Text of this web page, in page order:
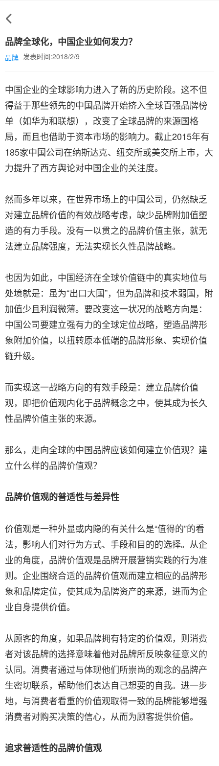
品牌全球化，中国企业如何发力？
品牌 发表时间:2018/2/9
中国企业的全球影响力进入了新的历史阶段。这不但
得益于那些领先的中国品牌开始挤入全球百强品牌榜
单（如华为和联想），改变了全球品牌的来源国格
局，而且也借助于资本市场的影响力。截止2015年有
185家中国公司在纳斯达克、纽交所或美交所上市，大
力提升了西方舆论对中国企业的关注度。
然而多年以来，在世界市场上的中国公司，仍然缺乏
对建立品牌价值的有效战略考虑，缺少品牌附加值塑
造的有力手段。没有一以贯之的品牌价值主张，就无
法建立品牌强度，无法实现长久性品牌战略。
也因为如此，中国经济在全球价值链中的真实地位与
处境就是：虽为“出口大国”，但为品牌和技术弱国，附
加值少且利润微薄。要改变这一状况的战略方向是：
中国公司要建立强有力的全球定位战略，塑造品牌形
象附加价值，以扭转原本低端的品牌形象、实现价值
链升级。
而实现这一战略方向的有效手段是：建立品牌价值
观，即把价值观内化于品牌概念之中，使其成为长久
性品牌价值主张的来源。
那么，走向全球的中国品牌应该如何建立价值观？建
立什么样的品牌价值观？
品牌价值观的普适性与差异性
价值观是一种外显或内隐的有关什么是“值得的”的看
法，影响人们对行为方式、手段和目的的选择。从企
业的角度，品牌价值观是品牌开展营销实践的行为准
则。企业围绕合适的品牌价值观而建立相应的品牌形
象和品牌定位，使其成为品牌资产的来源，进而为企
业自身提供价值。
从顾客的角度，如果品牌拥有特定的价值观，则消费
者对该品牌的选择意味着他对品牌所反映象征意义的
认同。消费者通过与体现他们所崇尚的观念的品牌产
生密切联系，帮助他们表达自己想要的自我。进一步
地，与消费者看重的价值观取得一致的品牌能够增强
消费者对购买决策的信心，从而为顾客提供价值。
追求普适性的品牌价值观